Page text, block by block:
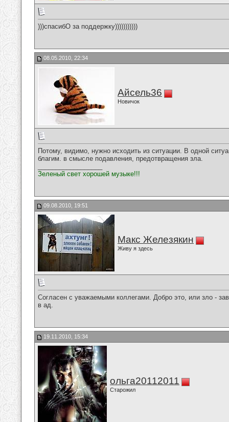
)))спасибО за поддержку)))))))))))
08.05.2010, 22:34
Айсель36
Новичок
Потому, видимо, нужно исходить из ситуации. В одной
благим. в смысле подавления, предотвращения зла.
Зеленый свет хорошей музыке!!!
09.08.2010, 19:51
Макс Железякин
Живу я здесь
Согласен с уважаемыми коллегами. Добро это, или зло -
в ад.
19.11.2010, 15:34
ольга20112011
Старожил